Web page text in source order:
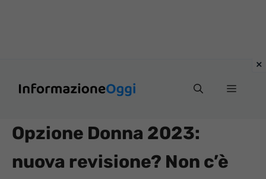
Menu
Opzione Donna 2023:
nuova revisione? Non c’è